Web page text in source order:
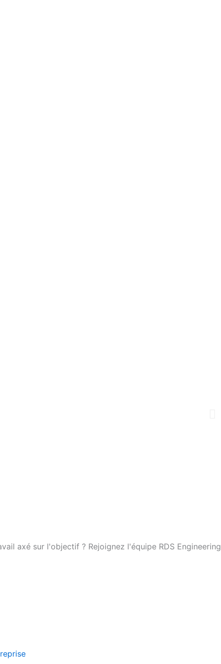
axé sur l'objectif ? Rejoignez l'équipe RDS Engineering